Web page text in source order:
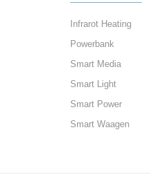
Infrarot Heating
Powerbank
Smart Media
Smart Light
Smart Power
Smart Waagen